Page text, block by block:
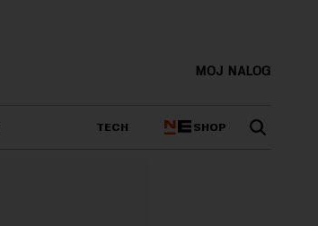
MOJ NALOG
TECH SHOP